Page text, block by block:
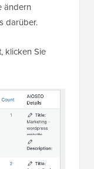
ändern
darüber.
klicken Sie